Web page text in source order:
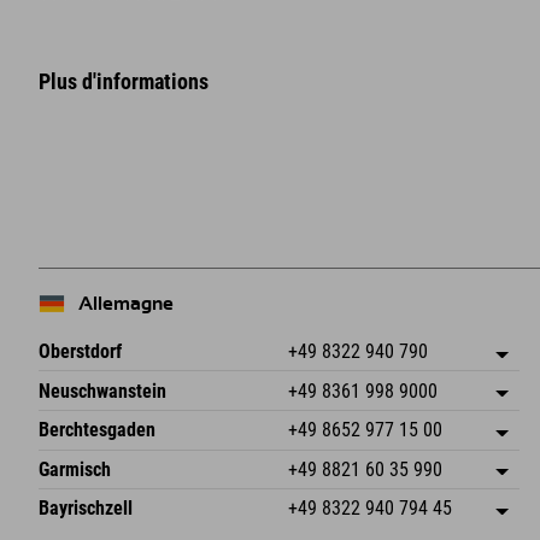
Plus d'informations
Allemagne
Oberstdorf +49 8322 940 790
An der Breitach 3
Allemagne
Enregistrer l'adresse
Réservation
Neuschwanstein +49 8361 998 9000
An der Riese 45
87484 Nesselwang im Allgäu
Allemagne
Enregistrer l'adresse
Réservation
Berchtesgaden +49 8652 977 15 00
Hofreitstr. 7
Allemagne
Enregistrer l'adresse
Réservation
Garmisch +49 8821 60 35 990
Frickenstraße 22
82490 Farchant
Enregistrer l'adresse
Bayrischzell +49 8322 940 794 45